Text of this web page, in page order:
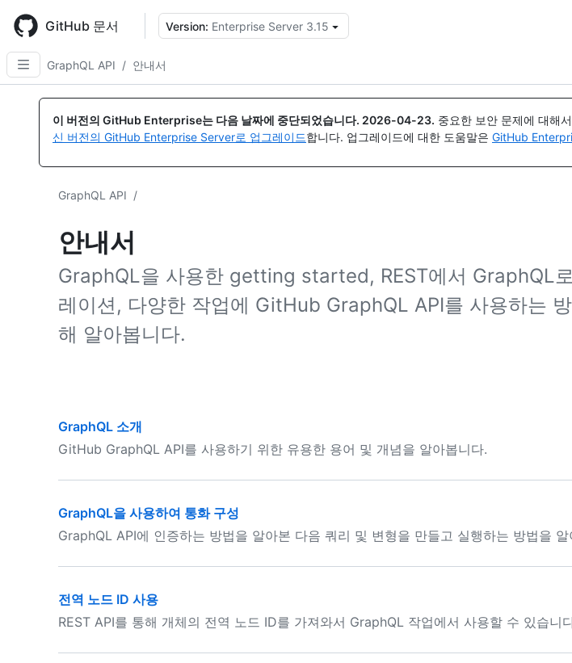
main
content
GitHub 문서 Version: Enterprise Server 3.15
GraphQL API / 안내서
이 버전의 GitHub Enterprise는 다음 날짜에 중단되었습니다. 2026-04-23. 중요한 보안 문제에 대해
신 버전의 GitHub Enterprise Server로 업그레이드합니다. 업그레이드에 대한 도움말은 GitHub
GraphQL API /
안내서
GraphQL을 사용한 getting started, REST에서 GraphQL
레이션, 다양한 작업에 GitHub GraphQL API를 사용하는
해 알아봅니다.
GraphQL 소개
GitHub GraphQL API를 사용하기 위한 유용한 용어 및 개념을 알아봅니다.
GraphQL을 사용하여 통화 구성
GraphQL API에 인증하는 방법을 알아본 다음 쿼리 및 변형을 만들고 실행하는 방법을 알
전역 노드 ID 사용
REST API를 통해 개체의 전역 노드 ID를 가져와서 GraphQL 작업에서 사용할 수 있습니